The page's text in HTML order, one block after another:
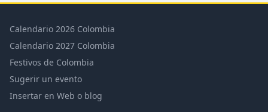
Calendario 2026 Colombia
Calendario 2027 Colombia
Festivos de Colombia
Sugerir un evento
Insertar en Web o blog